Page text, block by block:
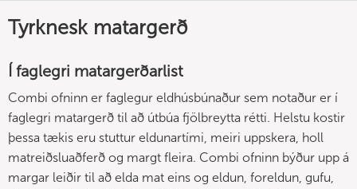
Tyrknesk matargerð
Í faglegri matargerðarlist
Combi ofninn er faglegur eldhúsbúnaður sem notaður er í
faglegri matargerð til að útbúa fjölbreytta rétti. Helstu kostir
þessa tækis eru stuttur eldunartími, meiri uppskera, holl
matreiðsluaðferð og margt fleira. Combi ofninn býður upp á
margar leiðir til að elda mat eins og eldun, foreldun, gufu,